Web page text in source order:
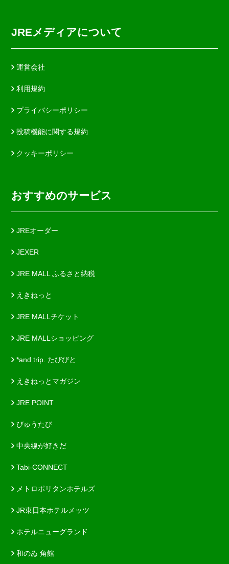
JREメディアについて
運営会社
利用規約
プライバシーポリシー
投稿機能に関する規約
クッキーポリシー
おすすめのサービス
JREオーダー
JEXER
JRE MALL ふるさと納税
えきねっと
JRE MALLチケット
JRE MALLショッピング
*and trip. たびびと
えきねっとマガジン
JRE POINT
びゅうたび
中央線が好きだ
Tabi-CONNECT
メトロポリタンホテルズ
JR東日本ホテルメッツ
ホテルニューグランド
和のゐ 角館